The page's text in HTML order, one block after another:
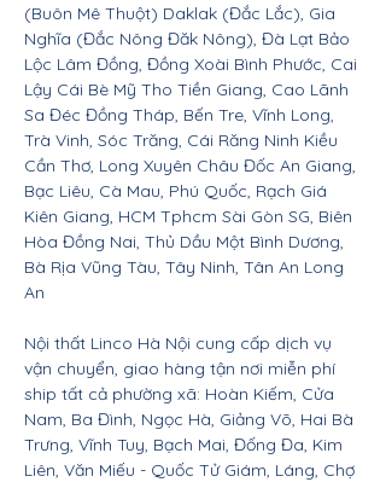
(Buôn Mê Thuột) Daklak (Đắc Lắc), Gia
Nghĩa (Đắc Nông Đăk Nông), Đà Lạt Bảo
Lộc Lâm Đồng, Đồng Xoài Bình Phước, Cai
Lậy Cái Bè Mỹ Tho Tiền Giang, Cao Lãnh
Sa Đéc Đồng Tháp, Bến Tre, Vĩnh Long,
Trà Vinh, Sóc Trăng, Cái Răng Ninh Kiều
Cần Thơ, Long Xuyên Châu Đốc An Giang,
Bạc Liêu, Cà Mau, Phú Quốc, Rạch Giá
Kiên Giang, HCM Tphcm Sài Gòn SG, Biên
Hòa Đồng Nai, Thủ Dầu Một Bình Dương,
Bà Rịa Vũng Tàu, Tây Ninh, Tân An Long
An
Nội thất Linco Hà Nội cung cấp dịch vụ
vận chuyển, giao hàng tận nơi miễn phí
ship tất cả phường xã: Hoàn Kiếm, Cửa
Nam, Ba Đình, Ngọc Hà, Giảng Võ, Hai Bà
Trưng, Vĩnh Tuy, Bạch Mai, Đống Đa, Kim
Liên, Văn Miếu - Quốc Tử Giám, Láng, Chợ